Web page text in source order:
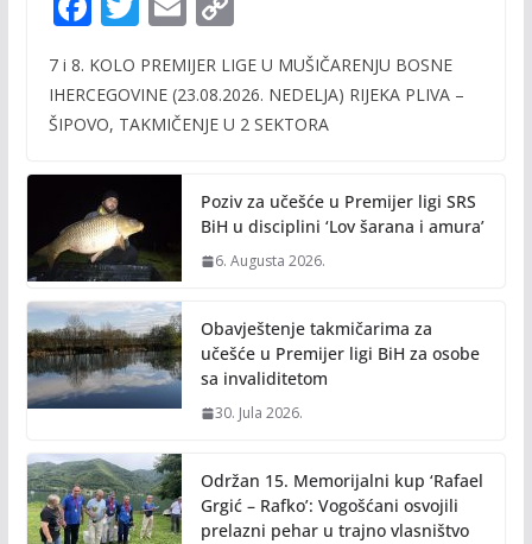
e
b
o
k
itt
er
ai
l
p
y
n
k
7 i 8. KOLO PREMIJER LIGE U MUŠIČARENJU BOSNE
IHERCEGOVINE (23.08.2026. NEDELJA) RIJEKA PLIVA –
ŠIPOVO, TAKMIČENJE U 2 SEKTORA
Poziv za učešće u Premijer ligi SRS
BiH u disciplini ‘Lov šarana i amura’
6. Augusta 2026.
Obavještenje takmičarima za
učešće u Premijer ligi BiH za osobe
sa invaliditetom
30. Jula 2026.
Održan 15. Memorijalni kup ‘Rafael
Grgić – Rafko’: Vogošćani osvojili
prelazni pehar u trajno vlasništvo